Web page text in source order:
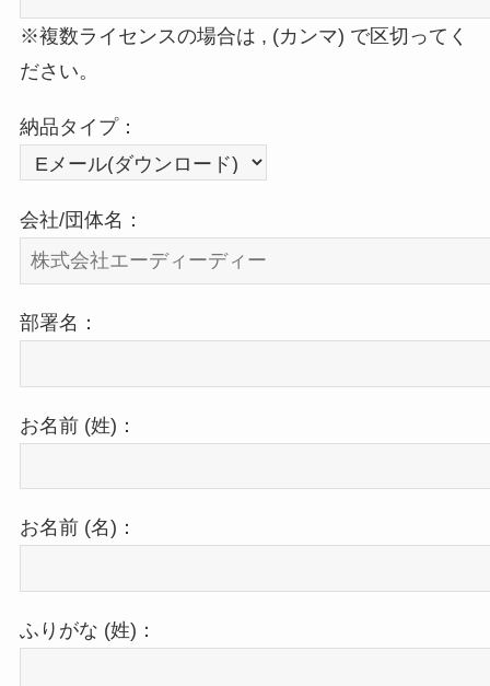
※複数ライセンスの場合は , (カンマ) で区切ってく
ださい。
納品タイプ：
会社/団体名：
部署名：
お名前 (姓)：
お名前 (名)：
ふりがな (姓)：